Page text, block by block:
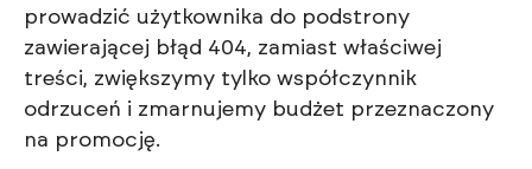
prowadzić użytkownika do podstrony
zawierającej błąd 404, zamiast właściwej
treści, zwiększymy tylko współczynnik
odrzuceń i zmarnujemy budżet przeznaczony
na promocję.